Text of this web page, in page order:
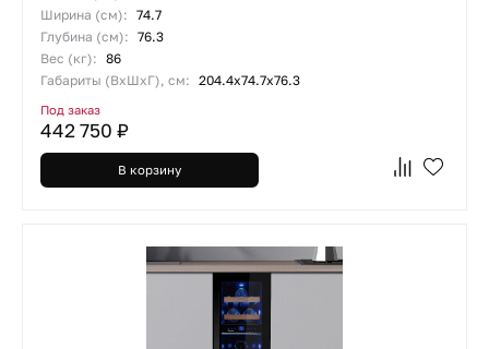
Ширина (см): 74.7
Глубина (см): 76.3
Вес (кг): 86
Габариты (ВхШхГ), см: 204.4х74.7х76.3
Под заказ
442 750 ₽
В корзину